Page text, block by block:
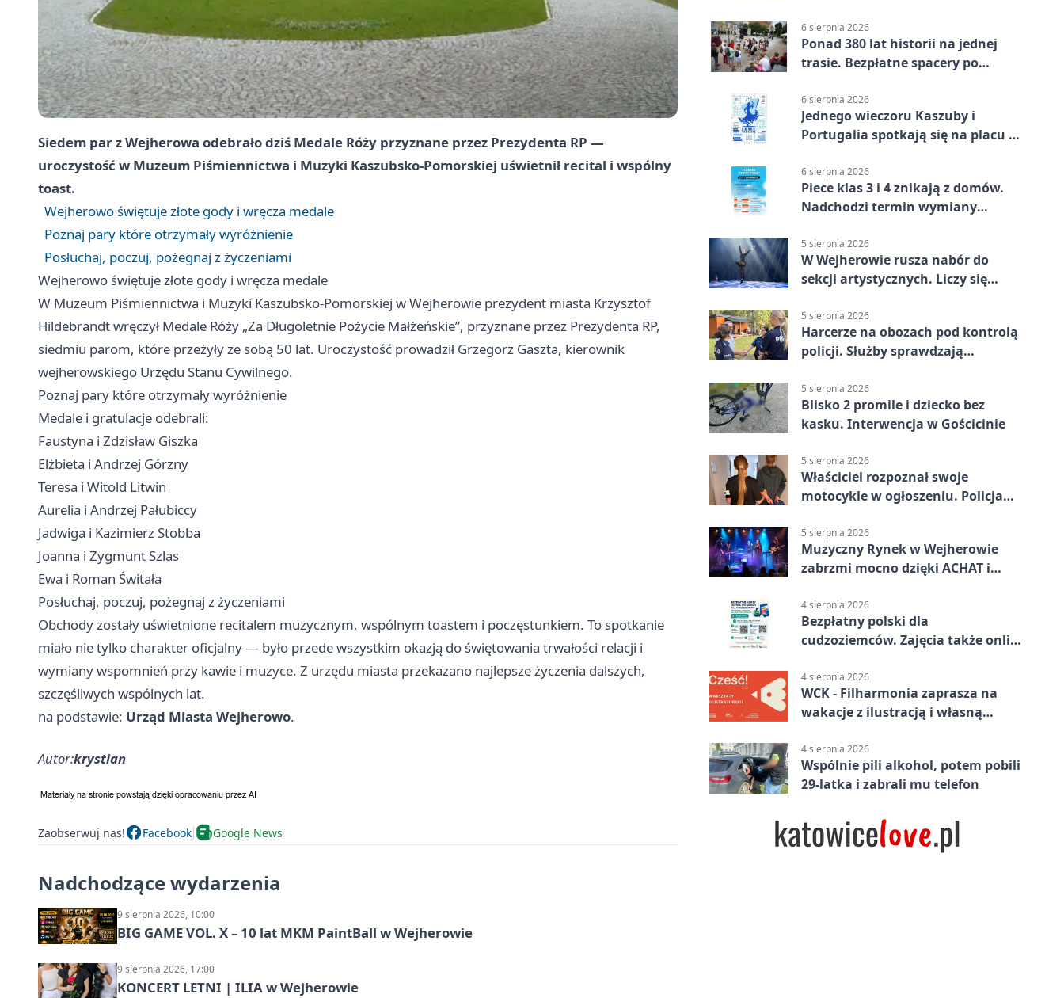
Siedem par z Wejherowa odebrało dziś Medale Róży przyznane przez Prezydenta RP —
uroczystość w Muzeum Piśmiennictwa i Muzyki Kaszubsko-Pomorskiej uświetnił recital i wspólny
toast.
Wejherowo świętuje złote gody i wręcza medale
Poznaj pary które otrzymały wyróżnienie
Posłuchaj, poczuj, pożegnaj z życzeniami
Wejherowo świętuje złote gody i wręcza medale
W Muzeum Piśmiennictwa i Muzyki Kaszubsko-Pomorskiej w Wejherowie prezydent miasta Krzysztof
Hildebrandt wręczył Medale Róży „Za Długoletnie Pożycie Małżeńskie”, przyznane przez Prezydenta RP,
siedmiu parom, które przeżyły ze sobą 50 lat. Uroczystość prowadził Grzegorz Gaszta, kierownik
wejherowskiego Urzędu Stanu Cywilnego.
Poznaj pary które otrzymały wyróżnienie
Medale i gratulacje odebrali:
Faustyna i Zdzisław Giszka
Elżbieta i Andrzej Górzny
Teresa i Witold Litwin
Aurelia i Andrzej Pałubiccy
Jadwiga i Kazimierz Stobba
Joanna i Zygmunt Szlas
Ewa i Roman Świtała
Posłuchaj, poczuj, pożegnaj z życzeniami
Obchody zostały uświetnione recitalem muzycznym, wspólnym toastem i poczęstunkiem. To spotkanie
miało nie tylko charakter oficjalny — było przede wszystkim okazją do świętowania trwałości relacji i
wymiany wspomnień przy kawie i muzyce. Z urzędu miasta przekazano najlepsze życzenia dalszych,
szczęśliwych wspólnych lat.
na podstawie: Urząd Miasta Wejherowo.
Autor:krystian
Zaobserwuj nas! Facebook Google News
Nadchodzące wydarzenia
9 sierpnia 2026, 10:00
BIG GAME VOL. X – 10 lat MKM PaintBall w Wejherowie
9 sierpnia 2026, 17:00
KONCERT LETNI | ILIA w Wejherowie
6 sierpnia 2026
Ponad 380 lat historii na jednej
trasie. Bezpłatne spacery po
6 sierpnia 2026
Jednego wieczoru Kaszuby i
Portugalia spotkają się na placu w
6 sierpnia 2026
Piece klas 3 i 4 znikają z domów.
Nadchodzi termin wymiany
5 sierpnia 2026
W Wejherowie rusza nabór do
sekcji artystycznych. Liczy się
5 sierpnia 2026
Harcerze na obozach pod kontrolą
policji. Służby sprawdzają
5 sierpnia 2026
Blisko 2 promile i dziecko bez
kasku. Interwencja w Gościcinie
5 sierpnia 2026
Właściciel rozpoznał swoje
motocykle w ogłoszeniu. Policja
5 sierpnia 2026
Muzyczny Rynek w Wejherowie
zabrzmi mocno dzięki ACHAT i
4 sierpnia 2026
Bezpłatny polski dla
cudzoziemców. Zajęcia także online
4 sierpnia 2026
WCK - Filharmonia zaprasza na
wakacje z ilustracją i własną
4 sierpnia 2026
Wspólnie pili alkohol, potem pobili
29-latka i zabrali mu telefon